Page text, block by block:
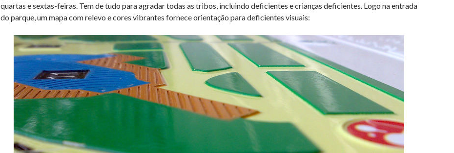
quartas e sextas-feiras. Tem de tudo para agradar todas as tribos, incluindo deficientes e crianças deficientes. Logo na entrada
do parque, um mapa com relevo e cores vibrantes fornece orientação para deficientes visuais: